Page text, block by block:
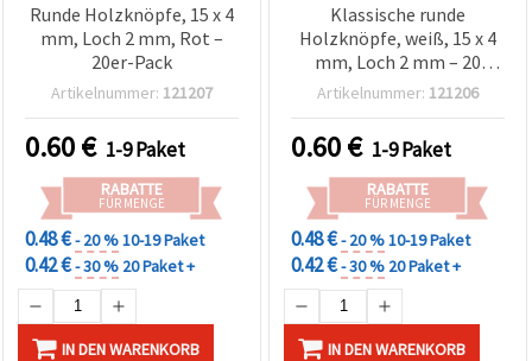
Runde Holzknöpfe, 15 x 4
mm, Loch 2 mm, Rot –
20er-Pack
Artikelnummer: 121207
0.60€ 1-9 Paket
RABATTE
FÜR MENGE
0.48 €- 20 %10-19 Paket
0.42 €- 30 % 20 Paket +
IN DEN WARENKORB
Klassische runde
Holzknöpfe, weiß, 15 x 4
mm, Loch 2 mm – 20
Stück zum Basteln &
Artikelnummer: 121206
0.60€ 1-9 Paket
RABATTE
FÜR MENGE
0.48 €- 20 %10-19 Paket
0.42 €- 30 % 20 Paket +
IN DEN WARENKORB